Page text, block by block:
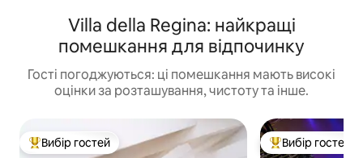
Villa della Regina: найкращі
помешкання для відпочинку
Гості погоджуються: ці помешкання мають високі
оцінки за розташування, чистоту та інше.
Топ вибір гостей
Вибір гостей Топ вибір гостей
Вибір гостей